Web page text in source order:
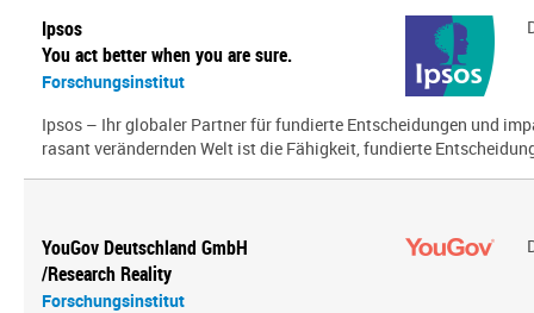
Ipsos
You act better when you are sure.
Forschungsinstitut
Ipsos – Ihr globaler Partner für fundierte Entscheidungen und
rasant verändernden Welt ist die Fähigkeit, fundierte
YouGov Deutschland GmbH
/Research Reality
Forschungsinstitut